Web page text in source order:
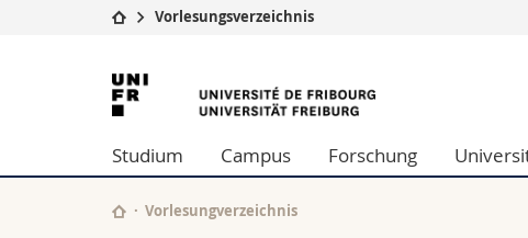
Universität
Studium
Forschung
Universität
Weiterbildung
Wirtschafts- und
Philosophische Fak.
Vorlesungsverzeichnis
Universität
Freiburg
Studium Campus Forschung
Vorlesungverzeichnis